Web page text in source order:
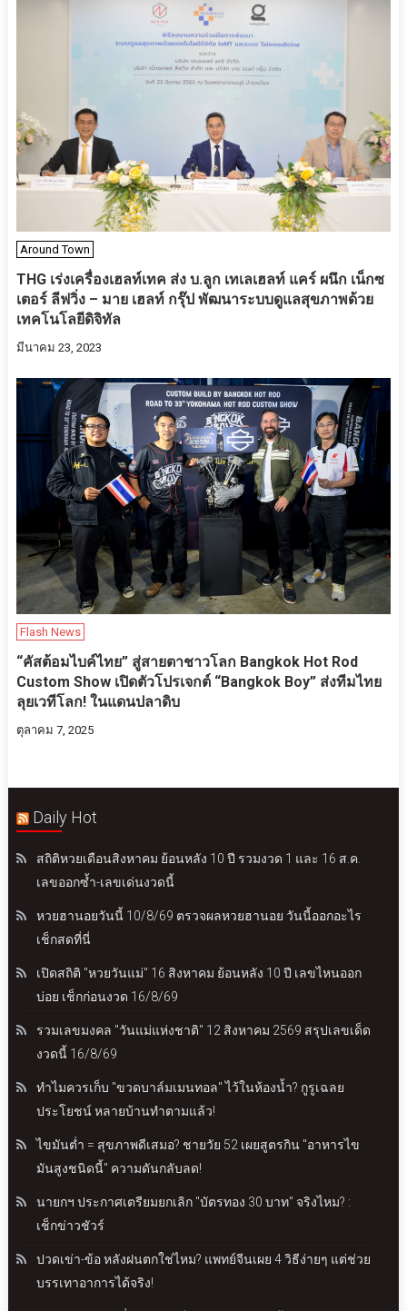
Around Town
THG เร่งเครื่องเฮลท์เทค ส่ง บ.ลูก เทเลเฮลท์ แคร์ ผนึก เน็กซ
เตอร์ ลีฟวิ่ง – มาย เฮลท์ กรุ๊ป พัฒนาระบบดูแลสุขภาพด้วย
เทคโนโลยีดิจิทัล
มีนาคม 23, 2023
Flash News
“คัสต้อมไบค์ไทย” สู่สายตาชาวโลก Bangkok Hot Rod
Custom Show เปิดตัวโปรเจกต์ “Bangkok Boy” ส่งทีมไทย
ลุยเวทีโลก! ในแดนปลาดิบ
ตุลาคม 7, 2025
Daily Hot
สถิติหวยเดือนสิงหาคม ย้อนหลัง 10 ปี รวมงวด 1 และ 16 ส.ค.
เลขออกซ้ำ-เลขเด่นงวดนี้
หวยฮานอยวันนี้ 10/8/69 ตรวจผลหวยฮานอย วันนี้ออกอะไร
เช็กสดที่นี่
เปิดสถิติ "หวยวันแม่" 16 สิงหาคม ย้อนหลัง 10 ปี เลขไหนออก
บ่อย เช็กก่อนงวด 16/8/69
รวมเลขมงคล "วันแม่แห่งชาติ" 12 สิงหาคม 2569 สรุปเลขเด็ด
งวดนี้ 16/8/69
ทำไมควรเก็บ "ขวดบาล์มเมนทอล" ไว้ในห้องน้ำ? กูรูเฉลย
ประโยชน์ หลายบ้านทำตามแล้ว!
ไขมันต่ำ = สุขภาพดีเสมอ? ชายวัย 52 เผยสูตรกิน "อาหารไข
มันสูงชนิดนี้" ความดันกลับลด!
นายกฯ ประกาศเตรียมยกเลิก "บัตรทอง 30 บาท" จริงไหม? :
เช็กข่าวชัวร์
ปวดเข่า-ข้อ หลังฝนตกใช่ไหม? แพทย์จีนเผย 4 วิธีง่ายๆ แต่ช่วย
บรรเทาอาการได้จริง!